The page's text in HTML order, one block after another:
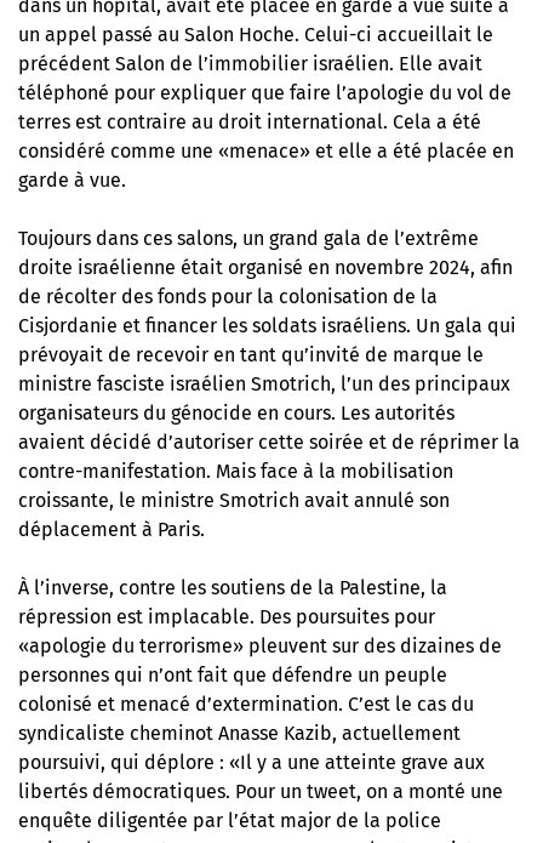
dans un hôpital, avait été placée en garde à vue suite à
un appel passé au Salon Hoche. Celui-ci accueillait le
précédent Salon de l’immobilier israélien. Elle avait
téléphoné pour expliquer que faire l’apologie du vol de
terres est contraire au droit international. Cela a été
considéré comme une «menace» et elle a été placée en
garde à vue.
Toujours dans ces salons, un grand gala de l’extrême
droite israélienne était organisé en novembre 2024, afin
de récolter des fonds pour la colonisation de la
Cisjordanie et financer les soldats israéliens. Un gala qui
prévoyait de recevoir en tant qu’invité de marque le
ministre fasciste israélien Smotrich, l’un des principaux
organisateurs du génocide en cours. Les autorités
avaient décidé d’autoriser cette soirée et de réprimer la
contre-manifestation. Mais face à la mobilisation
croissante, le ministre Smotrich avait annulé son
déplacement à Paris.
À l’inverse, contre les soutiens de la Palestine, la
répression est implacable. Des poursuites pour
«apologie du terrorisme» pleuvent sur des dizaines de
personnes qui n’ont fait que défendre un peuple
colonisé et menacé d’extermination. C’est le cas du
syndicaliste cheminot Anasse Kazib, actuellement
poursuivi, qui déplore : «Il y a une atteinte grave aux
libertés démocratiques. Pour un tweet, on a monté une
enquête diligentée par l’état major de la police